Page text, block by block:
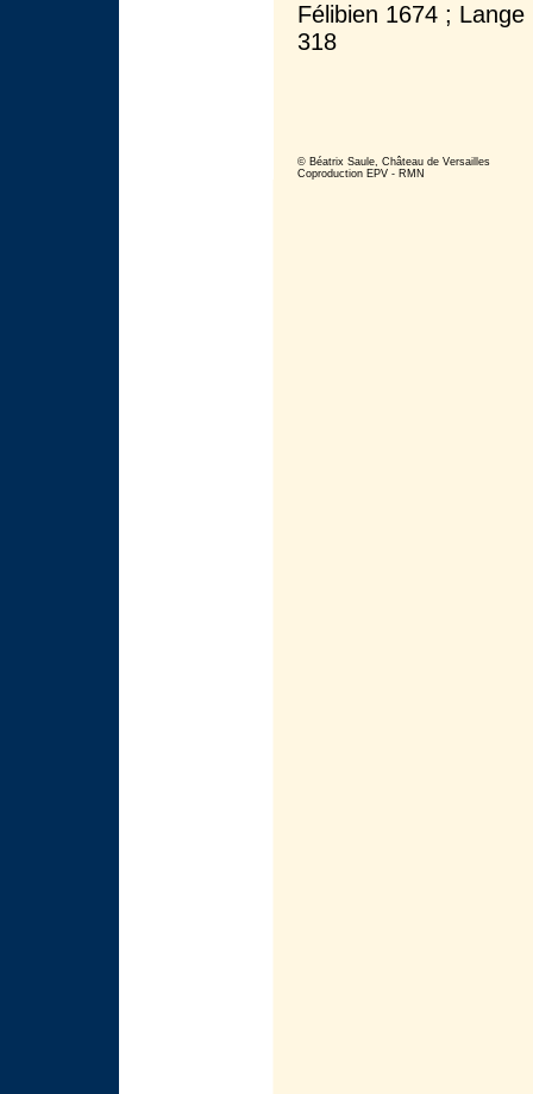
Félibien 1674 ;
318
© Béatrix Saule, Château de Versailles
Coproduction EPV - RMN